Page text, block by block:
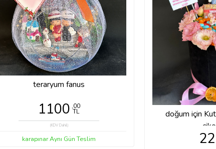
teraryum fanus
1100 ,00
TL
(KDV Dahil)
karapınar Aynı Gün Teslim
doğum için